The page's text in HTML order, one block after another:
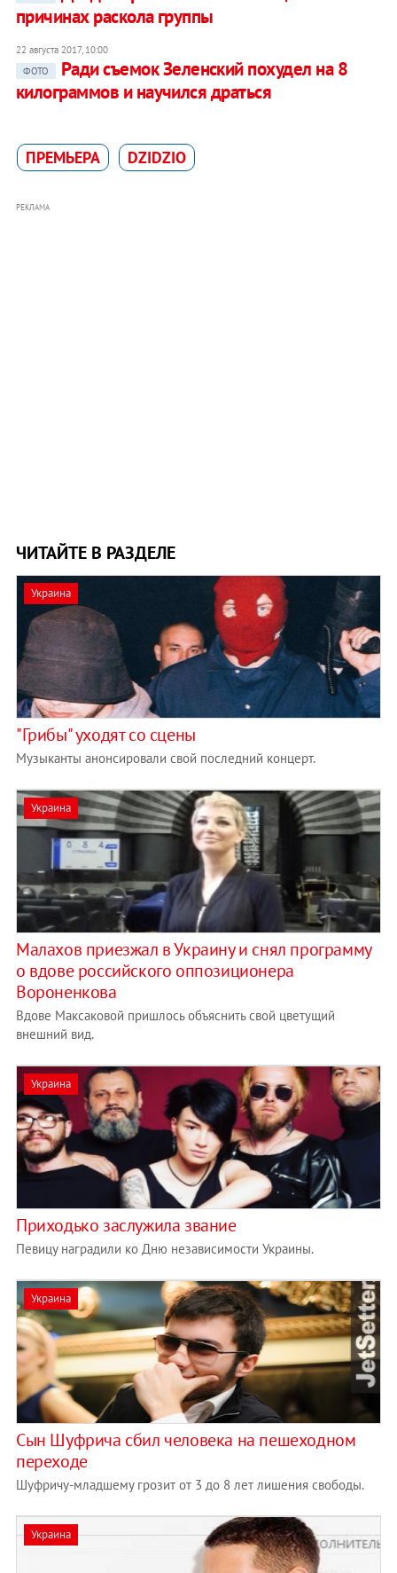
причинах раскола группы
22 августа 2017, 10:00
ФОТО
Ради съемок Зеленский похудел на 8
килограммов и научился драться
ПРЕМЬЕРА DZIDZIO
РЕКЛАМА
ЧИТАЙТЕ В РАЗДЕЛЕ
Украина
"Грибы" уходят со сцены
Музыканты анонсировали свой последний концерт.
Украина
Малахов приезжал в Украину и снял программу
о вдове российского оппозиционера
Вороненкова
Вдове Максаковой пришлось объяснить свой цветущий
внешний вид.
Украина
Приходько заслужила звание
Певицу наградили ко Дню независимости Украины.
Украина
Сын Шуфрича сбил человека на пешеходном
переходе
Шуфричу-младшему грозит от 3 до 8 лет лишения свободы.
Украина